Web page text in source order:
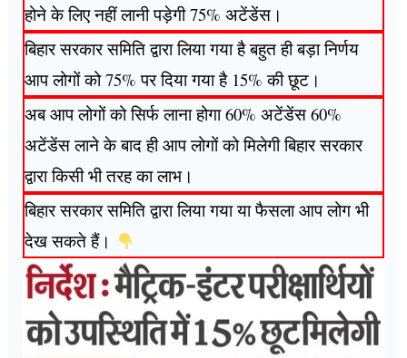
होने के लिए नहीं लानी पड़ेगी 75% अटेंडेंस।
बिहार सरकार समिति द्वारा लिया गया है बहुत ही बड़ा निर्णय
आप लोगों को 75% पर दिया गया है 15% की छूट।
अब आप लोगों को सिर्फ लाना होगा 60% अटेंडेंस 60%
अटेंडेंस लाने के बाद ही आप लोगों को मिलेगी बिहार सरकार
द्वारा किसी भी तरह का लाभ।
बिहार सरकार समिति द्वारा लिया गया या फैसला आप लोग भी
देख सकते हैं।